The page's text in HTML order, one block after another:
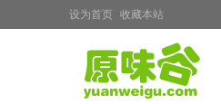
设为首页 收藏本站